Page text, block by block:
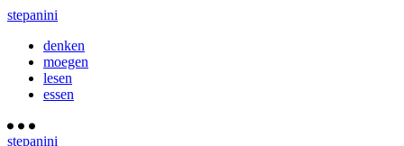
stepanini
denken
moegen
lesen
essen
stepanini